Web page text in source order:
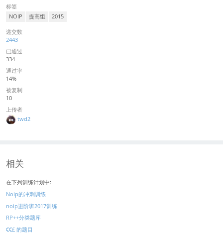
标签
NOIP 提高组 2015
递交数
2443
已通过
334
通过率
14%
被复制
10
上传者
twd2
相关
在下列训练计划中:
Noip的冲刺训练
noip进阶班2017训练
RP++分类题库
€€£ 的题目